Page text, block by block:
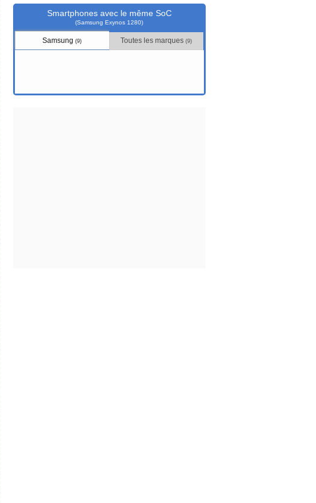
Smartphones avec le même SoC
(Samsung Exynos 1280)
Samsung(9) Toutes les marques(9)